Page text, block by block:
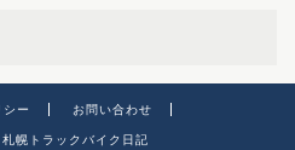
ー お問い合わせ
幌トラックバイク日記